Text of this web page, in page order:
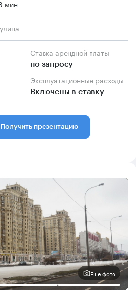
мин
Ставка арендной платы
по запросу
Эксплуатационные расходы
Включены в ставку
Получить презентацию
Еще фото